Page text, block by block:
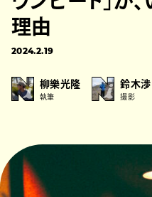
理由
2024.2.19
柳樂光隆
執筆
鈴木渉
撮影